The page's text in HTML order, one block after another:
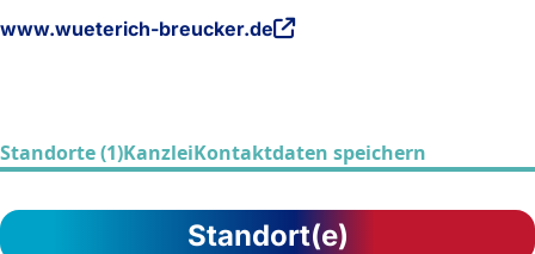
www.wueterich-breucker.de
Standorte (1)KanzleiKontaktdaten speichern
Standort(e)